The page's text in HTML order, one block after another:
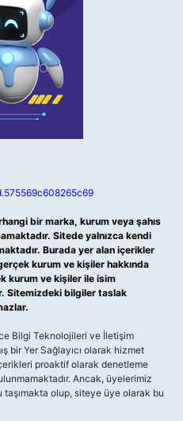
bir marka, kurum veya şahıs
Sitede yalnızca kendi
Burada yer alan içerikler
kurum ve kişiler hakkında
kurum ve kişiler ile isim
Sitemizdeki bilgiler taslak
Bilgi Teknolojileri ve İletişim
bir Yer Sağlayıcı olarak hizmet
proaktif olarak denetleme
Ancak, üyelerimiz
olup, siteye üye olarak bu